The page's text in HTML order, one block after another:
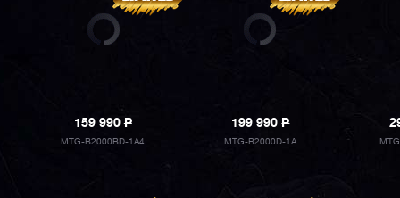
159 990P
MTG-B2000BD-1A4
199 990P
MTG-B2000D-1A